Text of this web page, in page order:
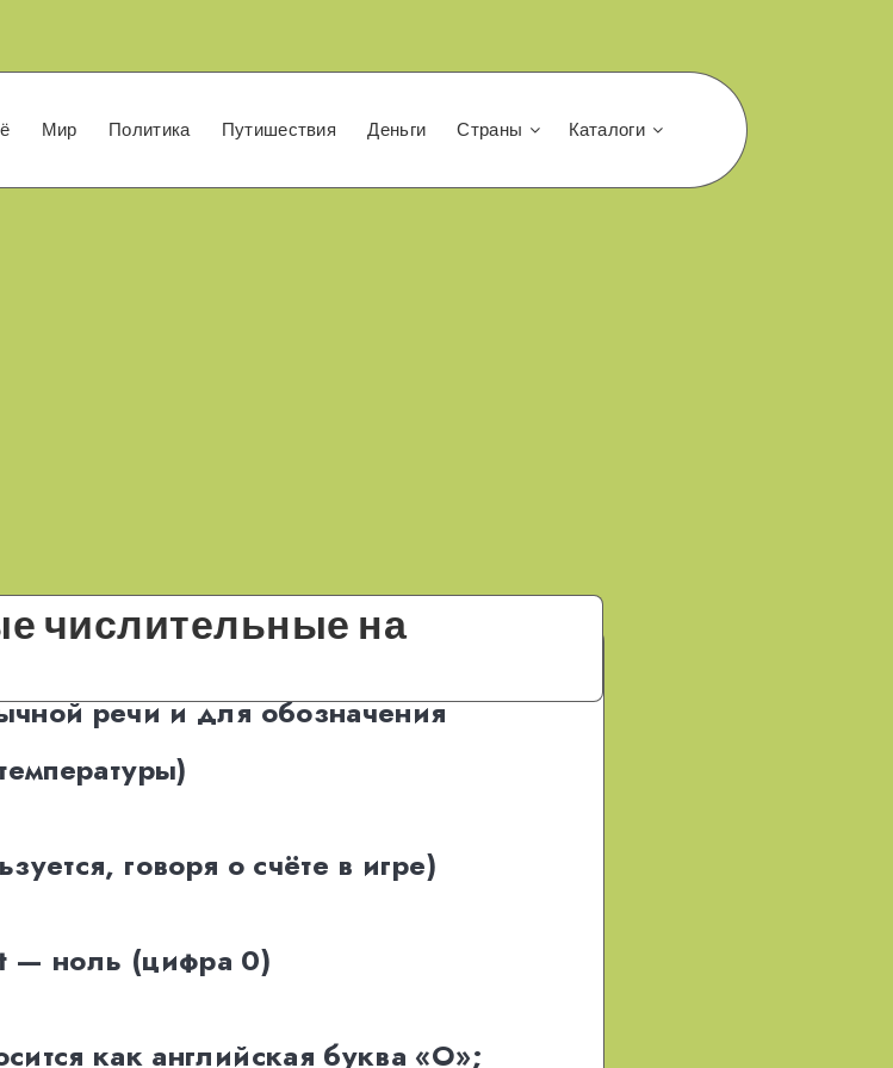
Мир Политика Путишествия Деньги Страны Каталоги
числительные на
речи и для обозначения
говоря о счёте в игре)
— ноль (цифра 0)
как английская буква «О»;